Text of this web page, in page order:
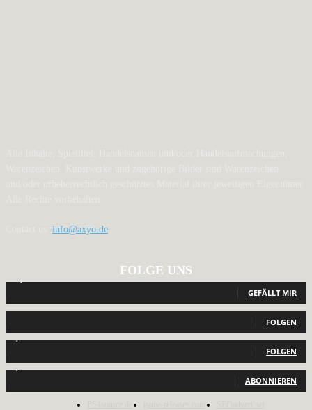
info@axyo.de
FOLGE UNS
GEFÄLLT MIR
440 Follower
FOLGEN
2,040 Follower
FOLGEN
1,150 Abonnenten
ABONNIEREN